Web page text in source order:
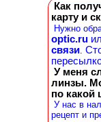
Как
карту и
Нужно
optic.ru
связи.
У меня
линзы.
по какой
У нас в
рецепт и